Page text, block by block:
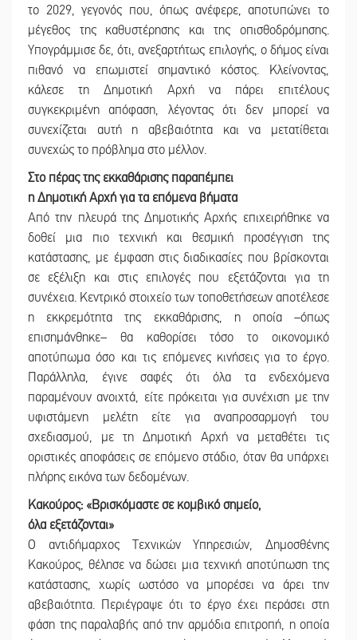
το 2029, γεγονός που, όπως ανέφερε, αποτυπώνει το
μέγεθος της καθυστέρησης και της οπισθοδρόμησης.
Υπογράμμισε δε, ότι, ανεξαρτήτως επιλογής, ο δήμος είναι
πιθανό να επωμιστεί σημαντικό κόστος. Κλείνοντας,
κάλεσε τη Δημοτική Αρχή να πάρει επιτέλους
συγκεκριμένη απόφαση, λέγοντας ότι δεν μπορεί να
συνεχίζεται αυτή η αβεβαιότητα και να μετατίθεται
συνεχώς το πρόβλημα στο μέλλον.
Στο πέρας της εκκαθάρισης παραπέμπει
η Δημοτική Αρχή για τα επόμενα βήματα
Από την πλευρά της Δημοτικής Αρχής επιχειρήθηκε να
δοθεί μια πιο τεχνική και θεσμική προσέγγιση της
κατάστασης, με έμφαση στις διαδικασίες που βρίσκονται
σε εξέλιξη και στις επιλογές που εξετάζονται για τη
συνέχεια. Κεντρικό στοιχείο των τοποθετήσεων αποτέλεσε
η εκκρεμότητα της εκκαθάρισης, η οποία –όπως
επισημάνθηκε– θα καθορίσει τόσο το οικονομικό
αποτύπωμα όσο και τις επόμενες κινήσεις για το έργο.
Παράλληλα, έγινε σαφές ότι όλα τα ενδεχόμενα
παραμένουν ανοιχτά, είτε πρόκειται για συνέχιση με την
υφιστάμενη μελέτη είτε για αναπροσαρμογή του
σχεδιασμού, με τη Δημοτική Αρχή να μεταθέτει τις
οριστικές αποφάσεις σε επόμενο στάδιο, όταν θα υπάρχει
πλήρης εικόνα των δεδομένων.
Κακούρος: «Βρισκόμαστε σε κομβικό σημείο,
όλα εξετάζονται»
Ο αντιδήμαρχος Τεχνικών Υπηρεσιών, Δημοσθένης
Κακούρος, θέλησε να δώσει μια τεχνική αποτύπωση της
κατάστασης, χωρίς ωστόσο να μπορέσει να άρει την
αβεβαιότητα. Περιέγραψε ότι το έργο έχει περάσει στη
φάση της παραλαβής από την αρμόδια επιτροπή, η οποία